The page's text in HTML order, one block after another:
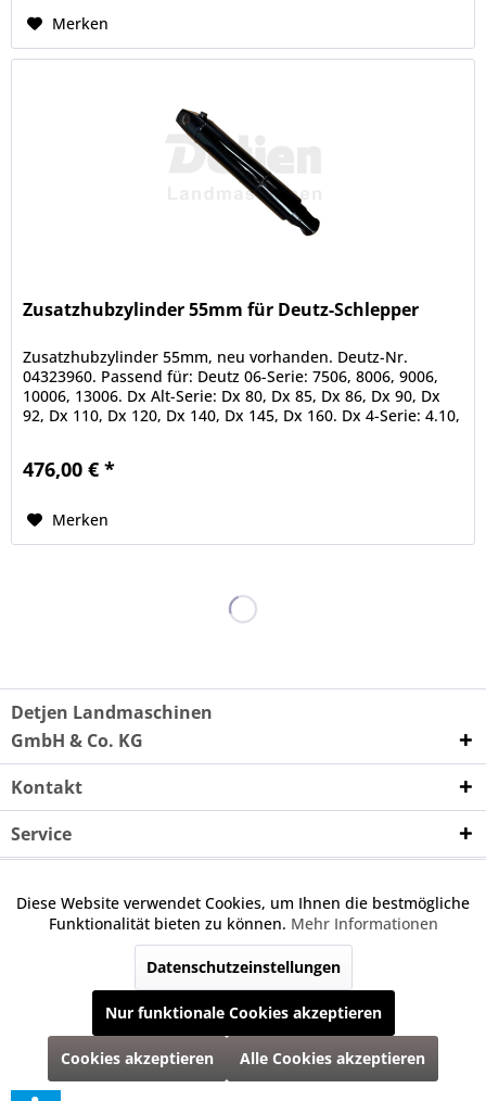
Merken
Zusatzhubzylinder 55mm für Deutz-Schlepper
Zusatzhubzylinder 55mm, neu vorhanden. Deutz-Nr.
04323960. Passend für: Deutz 06-Serie: 7506, 8006, 9006,
10006, 13006. Dx Alt-Serie: Dx 80, Dx 85, Dx 86, Dx 90, Dx
92, Dx 110, Dx 120, Dx 140, Dx 145, Dx 160. Dx 4-Serie: 4.10,
476,00 € *
Merken
Detjen Landmaschinen
GmbH & Co. KG
Kontakt
Service
angebotenen Ersatzteilen um keine Originalteile. Die
angegebene Nummer dient nur zu Vergleichszwecken.
* Alle Preise inkl. gesetzl. Mehrwertsteuer zzgl.Versandkostenund ggf.
Nachnahmegebühren, wenn nicht anders beschrieben
Funktionale Aktiv
Inaktiv
Tracking Inaktiv
Diese Website verwendet Cookies, um Ihnen die bestmögliche
Funktionalität bieten zu können. Mehr Informationen
Datenschutzeinstellungen
Nur funktionale Cookies akzeptieren
Cookies akzeptieren Alle Cookies akzeptieren